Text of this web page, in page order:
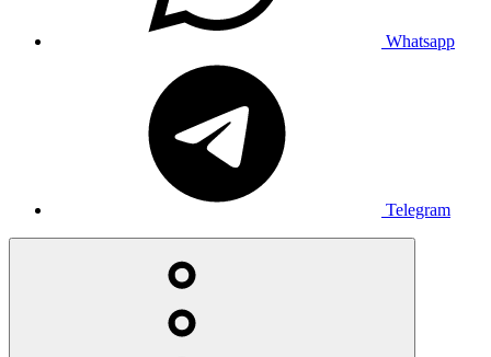
Whatsapp
Telegram